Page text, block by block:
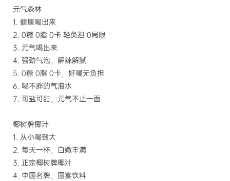
元气森林
1. 健康喝出来
2. 0糖 0脂 0卡 轻负担 0局限
3. 元气喝出来
4. 强劲气泡，解辣解腻
5. 0糖 0脂 0卡，好喝无负担
6. 喝不胖的气泡水
7. 可盐可甜，元气不止一面
椰树牌椰汁
1. 从小喝到大
2. 每天一杯，白嫩丰满
3. 正宗椰树牌椰汁
4. 中国名牌，国宴饮料